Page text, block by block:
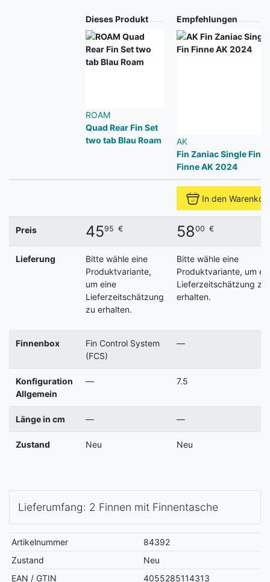
Dieses Produkt
ROAM
Quad Rear Fin Set
two tab Blau Roam
Empfehlungen
AK
Fin Zaniac Single Fin
Finne AK 2024
In den
Preis 4595 € 5800 €
Lieferung
Bitte wähle eine
Produktvariante,
um eine
Lieferzeitschätzung
zu erhalten.
Bitte wähle eine
Produktvariante, um
Lieferzeitschätzung zu
erhalten.
Finnenbox
Fin Control System
(FCS)
—
Konfiguration
Allgemein
— 7.5
Länge in cm — —
Zustand Neu Neu
Lieferumfang: 2 Finnen mit Finnentasche
Artikelnummer
84392
Zustand
Neu
EAN / GTIN
4055285114313